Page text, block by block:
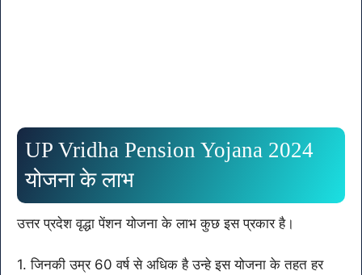
UP Vridha Pension Yojana 2024
योजना के लाभ
उत्तर प्रदेश वृद्धा पेंशन योजना के लाभ कुछ इस प्रकार है।
1. जिनकी उम्र 60 वर्ष से अधिक है उन्हे इस योजना के तहत हर